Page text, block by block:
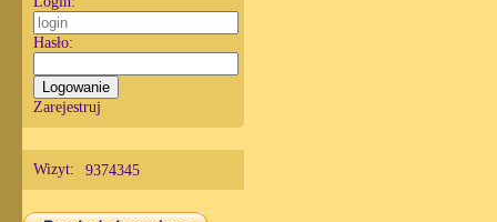
Hasło:
Zarejestruj
Wizyt: 9374345